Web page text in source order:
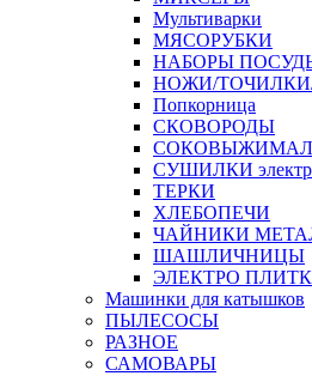
Мультиварки
МЯСОРУБКИ
НАБОРЫ
НОЖИ/
Попкорница
СКОВОРОДЫ
СУШИЛКИ
ТЕРКИ
ХЛЕБОПЕЧИ
ЧАЙНИКИ
ШАШЛИЧНИЦЫ
ЭЛЕКТРО
Машинки для катышков
ПЫЛЕСОСЫ
РАЗНОЕ
САМОВАРЫ